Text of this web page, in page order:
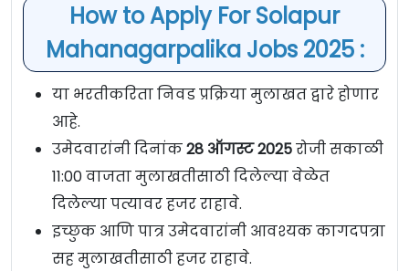
How to Apply For Solapur
Mahanagarpalika Jobs 2025 :
या भरतीकरिता निवड प्रक्रिया मुलाखत द्वारे होणार
आहे.
उमेदवारांनी दिनांक28 ऑगस्ट 2025रोजी सकाळी
11:00 वाजता मुलाखतीसाठी दिलेल्या वेळेत
दिलेल्या पत्यावर हजर राहावे.
इच्छुक आणि पात्र उमेदवारांनी आवश्यक कागदपत्रा
सह मुलाखतीसाठी हजर राहावे.